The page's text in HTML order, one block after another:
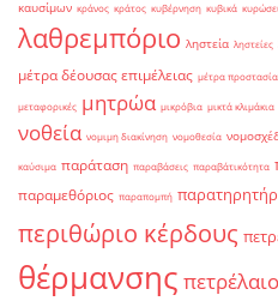
καυσίμων κράνος κράτος κυβέρνηση κυβικά
λαθρεμπόριο ληστεία ληστείες
μέτρα δέουσας επιμέλειας μέτρα
μεταφορικές μητρώα μικρόβια μικτά κλιμάκια
νοθεία νομιμη διακίνηση νομοθεσία
καύσιμα παράταση παραβάσεις παραβάτικότητα
παραμεθόριος παραπομπή
περιθώριο κέρδους
θέρμανσης